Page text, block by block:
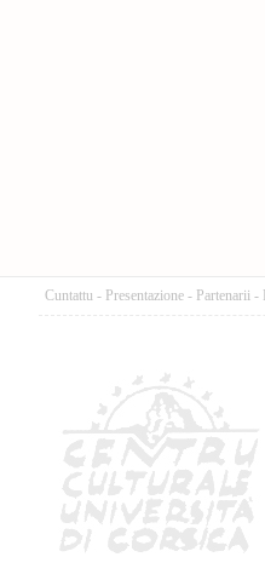
Cuntattu - Presentazione - Partenarii -